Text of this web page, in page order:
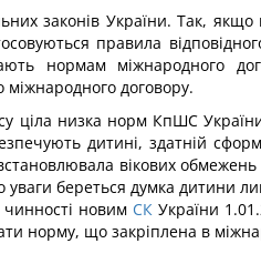
законів України. Так, якщо
правила
нормам міжнародного
міжнародного договору.
ціла низка норм КпШС
дитині, здатній
вікових
береться думка дитини
новим СК України
норму, що закріплена в